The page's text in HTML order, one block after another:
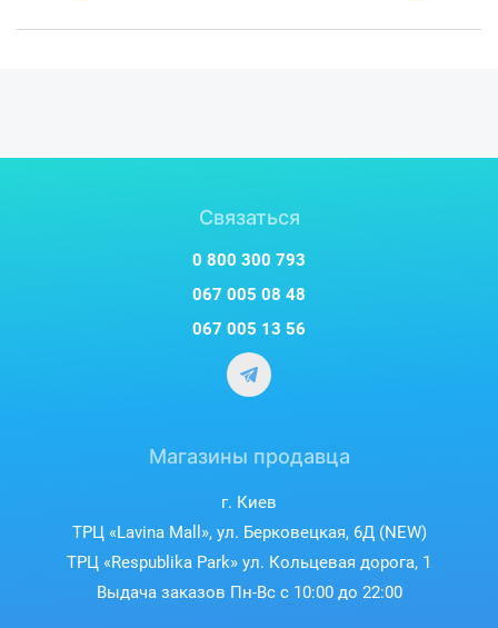
Связаться
0 800 300 793
067 005 08 48
067 005 13 56
Магазины продавца
г. Киев
ТРЦ «Lavina Mall», ул. Берковецкая, 6Д (NEW)
ТРЦ «Respublika Park» ул. Кольцевая дорога, 1
Выдача заказов Пн-Вс с 10:00 до 22:00